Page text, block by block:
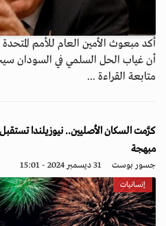
أكد مبعوث الأمين العام للأمم
أن غياب الحل السلمي في السودان
متابعة القراءة ...
كرَّمت السكان الأصليين.. نيوزيلندا
مبهجة
جسور بوست 31 ديسمبر 2024 - 15:01
إنسانيات